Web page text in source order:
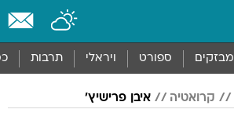
מבזקים ספורט ויראלי תרבות
קרואטיה איבן פרישיץ'